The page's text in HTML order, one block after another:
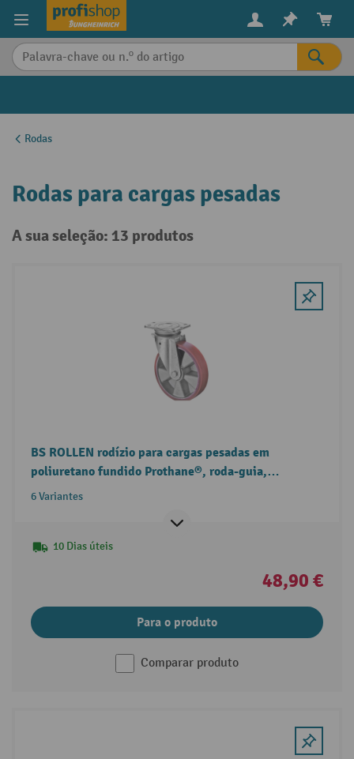
principal
Rodas
Rodas para cargas pesadas
A sua seleção: 13 produtos
BS ROLLEN rodízio para cargas pesadas em
poliuretano fundido Prothane®, roda-guia,
rolamentos de esferas, placa
6 Variantes
10 Dias úteis
48,90 €
Para o produto
Comparar produto